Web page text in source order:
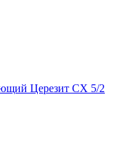
Церезит CX 5/2